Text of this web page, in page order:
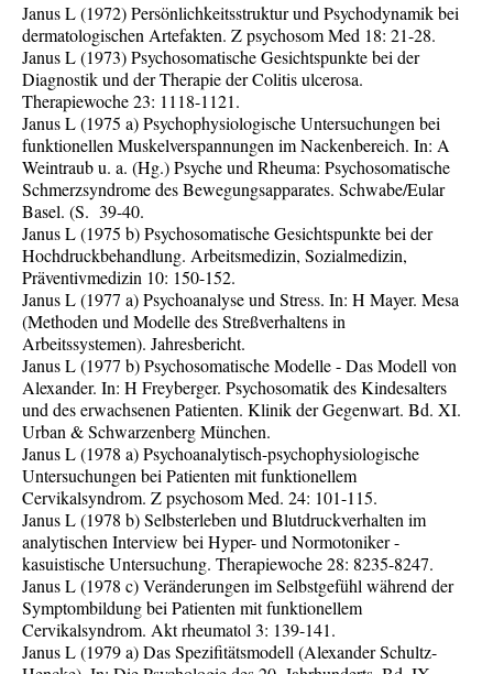
Janus L (1972) Persönlichkeitsstruktur und Psychodynamik bei
dermatologischen Artefakten. Z psychosom Med 18: 21-28.
Janus L (1973) Psychosomatische Gesichtspunkte bei der
Diagnostik und der Therapie der Colitis ulcerosa.
Therapiewoche 23: 1118-1121.
Janus L (1975 a) Psychophysiologische Untersuchungen bei
funktionellen Muskelverspannungen im Nackenbereich. In: A
Weintraub u. a. (Hg.) Psyche und Rheuma: Psychosomatische
Schmerzsyndrome des Bewegungsapparates. Schwabe/Eular
Basel. (S. 39-40.
Janus L (1975 b) Psychosomatische Gesichtspunkte bei der
Hochdruckbehandlung. Arbeitsmedizin, Sozialmedizin,
Präventivmedizin 10: 150-152.
Janus L (1977 a) Psychoanalyse und Stress. In: H Mayer. Mesa
(Methoden und Modelle des Streßverhaltens in
Arbeitssystemen). Jahresbericht.
Janus L (1977 b) Psychosomatische Modelle - Das Modell von
Alexander. In: H Freyberger. Psychosomatik des Kindesalters
und des erwachsenen Patienten. Klinik der Gegenwart. Bd. XI.
Urban & Schwarzenberg München.
Janus L (1978 a) Psychoanalytisch-psychophysiologische
Untersuchungen bei Patienten mit funktionellem
Cervikalsyndrom. Z psychosom Med. 24: 101-115.
Janus L (1978 b) Selbsterleben und Blutdruckverhalten im
analytischen Interview bei Hyper- und Normotoniker -
kasuistische Untersuchung. Therapiewoche 28: 8235-8247.
Janus L (1978 c) Veränderungen im Selbstgefühl während der
Symptombildung bei Patienten mit funktionellem
Cervikalsyndrom. Akt rheumatol 3: 139-141.
Janus L (1979 a) Das Spezifitätsmodell (Alexander Schultz-